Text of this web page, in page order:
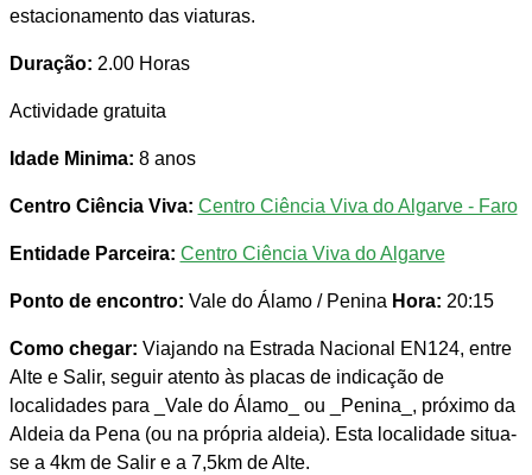
estacionamento das viaturas.
Duração: 2.00 Horas
Actividade gratuita
Idade Minima: 8 anos
Centro Ciência Viva: Centro Ciência Viva do Algarve - Faro
Entidade Parceira: Centro Ciência Viva do Algarve
Ponto de encontro: Vale do Álamo / Penina Hora: 20:15
Como chegar: Viajando na Estrada Nacional EN124, entre
Alte e Salir, seguir atento às placas de indicação de
localidades para _Vale do Álamo_ ou _Penina_, próximo da
Aldeia da Pena (ou na própria aldeia). Esta localidade situa-
se a 4km de Salir e a 7,5km de Alte.